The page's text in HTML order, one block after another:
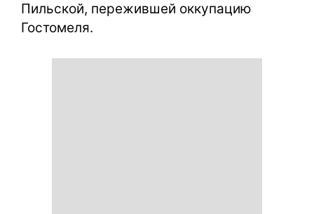
Пильской, пережившей оккупацию
Гостомеля.